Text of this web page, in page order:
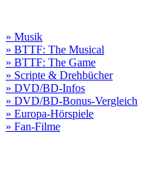
» Musik
» BTTF: The Musical
» BTTF: The Game
» Scripte & Drehbücher
» DVD/BD-Infos
» DVD/BD-Bonus-Vergleich
» Europa-Hörspiele
» Fan-Filme